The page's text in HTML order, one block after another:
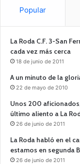
Popular
La Roda C.F. 3-San
cada vez más cerca
18 de junio de 2011
A un minuto de la
22 de mayo de 2010
Unos 200
último aliento a La
26 de junio de 2011
La Roda habló en el
estamos en segunda
26 de junio de 2011